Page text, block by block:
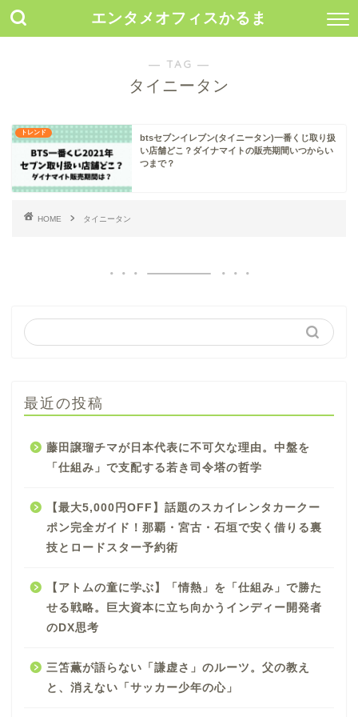
エンタメオフィスかるま
― TAG ―
タイニータン
トレンド
btsセブンイレブン(タイニータン)一番くじ取り扱
い店舗どこ？ダイナマイトの販売期間いつからい
つまで？
HOME タイニータン
最近の投稿
藤田譲瑠チマが日本代表に不可欠な理由。中盤を
「仕組み」で支配する若き司令塔の哲学
【最大5,000円OFF】話題のスカイレンタカークー
ポン完全ガイド！那覇・宮古・石垣で安く借りる裏
技とロードスター予約術
【アトムの童に学ぶ】「情熱」を「仕組み」で勝た
せる戦略。巨大資本に立ち向かうインディー開発者
のDX思考
三笘薫が語らない「謙虚さ」のルーツ。父の教え
と、消えない「サッカー少年の心」